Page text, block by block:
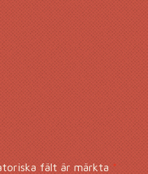
fält är märkta*